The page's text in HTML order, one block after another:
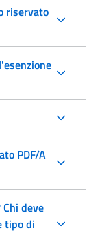
riservato
PDF/A
deve
tipo di